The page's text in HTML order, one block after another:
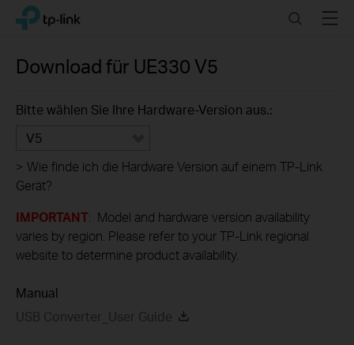
Click
navigation
TP-Link, Reliably Smart SearchMenu
Download für UE330 V5
Bitte wählen Sie Ihre Hardware-Version aus.:
V5
> Wie finde ich die Hardware Version auf einem TP-Link
Gerät?
IMPORTANT: Model and hardware version availability
varies by region. Please refer to your TP-Link regional
website to determine product availability.
Manual
USB Converter_User Guide